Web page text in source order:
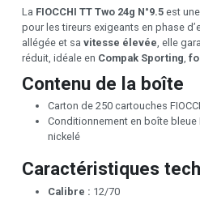
La FIOCCHI TT Two 24g N°9.5 est
pour les tireurs exigeants en phase
allégée et sa vitesse élevée , elle
réduit, idéale en Compak Sporting
Contenu de la boîte
Carton de 250 cartouches
Conditionnement en boîte
nickelé
Caractéristiques
Calibre : 12/70